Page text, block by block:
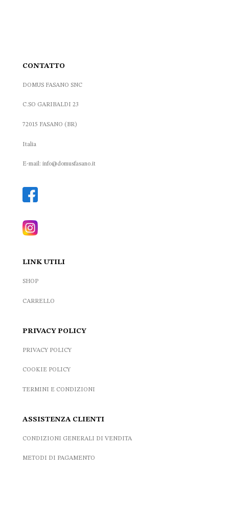
CONTATTO
DOMUS FASANO SNC
C.SO GARIBALDI 23
72015 FASANO (BR)
Italia
E-mail: info@domusfasano.it
LINK UTILI
SHOP
CARRELLO
PRIVACY POLICY
PRIVACY POLICY
COOKIE POLICY
TERMINI E CONDIZIONI
ASSISTENZA CLIENTI
CONDIZIONI GENERALI DI VENDITA
METODI DI PAGAMENTO